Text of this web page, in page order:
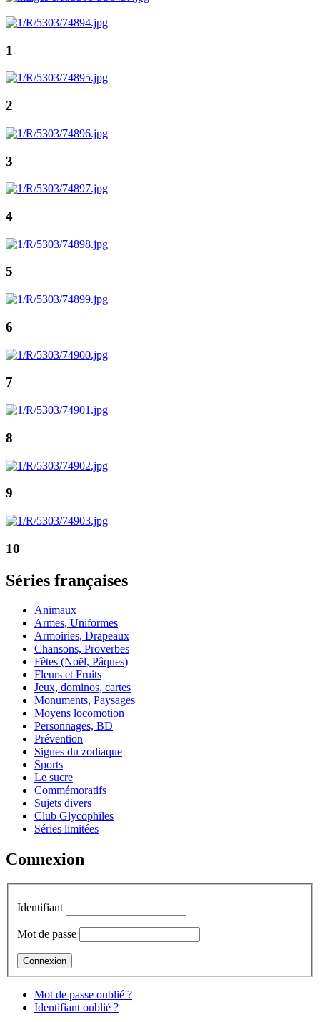
1
2
3
4
5
6
7
8
9
10
Séries françaises
Animaux
Armes, Uniformes
Armoiries, Drapeaux
Chansons, Proverbes
Fêtes (Noël, Pâques)
Fleurs et Fruits
Jeux, dominos, cartes
Monuments, Paysages
Moyens locomotion
Personnages, BD
Prévention
Signes du zodiaque
Sports
Le sucre
Commémoratifs
Sujets divers
Club Glycophiles
Séries limitées
Connexion
Identifiant
Mot de passe
Mot de passe oublié ?
Identifiant oublié ?